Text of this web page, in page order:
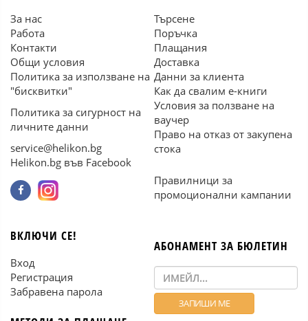
За нас
Работа
Контакти
Общи условия
Политика за използване на
"бисквитки"
Политика за сигурност на
личните данни
service@helikon.bg
Helikon.bg във Facebook
Търсене
Поръчка
Плащания
Доставка
Данни за клиента
Как да свалим е-книги
Условия за ползване на
ваучер
Право на отказ от закупена
стока
Правилници за
промоционални кампании
ВКЛЮЧИ СЕ!
Вход
Регистрация
Забравена парола
АБОНАМЕНТ ЗА БЮЛЕТИН